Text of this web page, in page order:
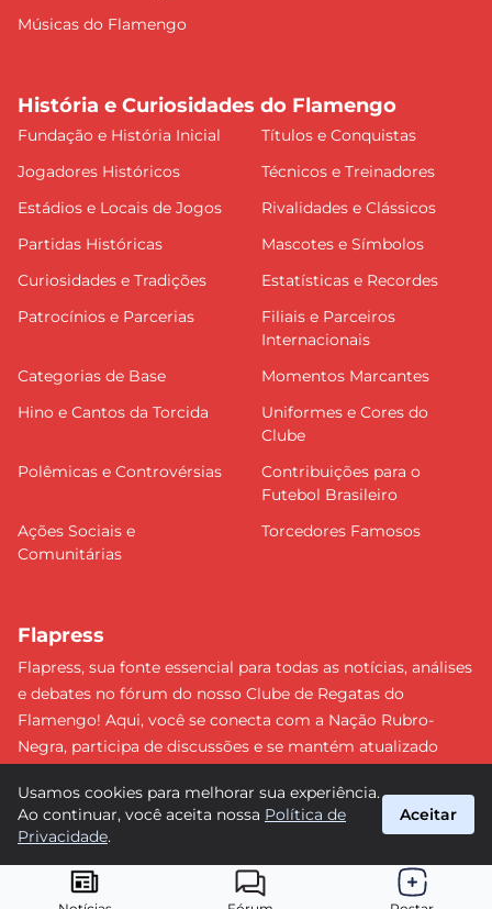
Músicas do Flamengo
História e Curiosidades do Flamengo
Fundação e História Inicial
Títulos e Conquistas
Jogadores Históricos
Técnicos e Treinadores
Estádios e Locais de Jogos
Rivalidades e Clássicos
Partidas Históricas
Mascotes e Símbolos
Curiosidades e Tradições
Estatísticas e Recordes
Patrocínios e Parcerias
Filiais e Parceiros
Internacionais
Categorias de Base
Momentos Marcantes
Hino e Cantos da Torcida
Uniformes e Cores do
Clube
Polêmicas e Controvérsias
Contribuições para o
Futebol Brasileiro
Ações Sociais e
Comunitárias
Torcedores Famosos
Flapress
Flapress, sua fonte essencial para todas as notícias, análises
e debates no fórum do nosso Clube de Regatas do
Flamengo! Aqui, você se conecta com a Nação Rubro-
Negra, participa de discussões e se mantém atualizado
lance e esteja sempre à frente, junto da torcida mais
apaixonada do Brasil! #Flamengo #Flapress
© 2026 Flapress. Todos os direitos reservados.
Usamos cookies para melhorar sua experiência.
Ao continuar, você aceita nossa Política de
Privacidade.
Aceitar